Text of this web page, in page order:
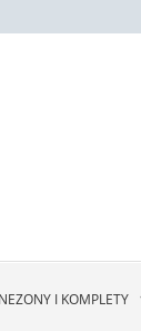
I KOMPLETY